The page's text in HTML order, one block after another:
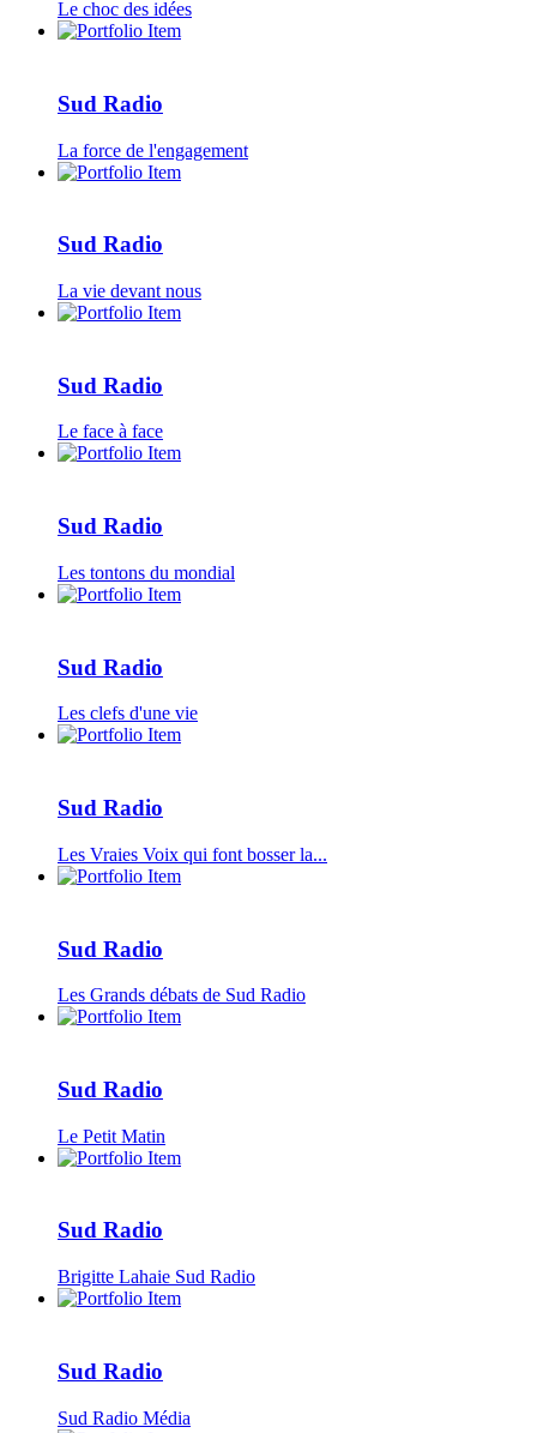
Le choc des idées
Sud Radio
La force de l'engagement
Sud Radio
La vie devant nous
Sud Radio
Le face à face
Sud Radio
Les tontons du mondial
Sud Radio
Les clefs d'une vie
Sud Radio
Les Vraies Voix qui font bosser la...
Sud Radio
Les Grands débats de Sud Radio
Sud Radio
Le Petit Matin
Sud Radio
Brigitte Lahaie Sud Radio
Sud Radio
Sud Radio Média